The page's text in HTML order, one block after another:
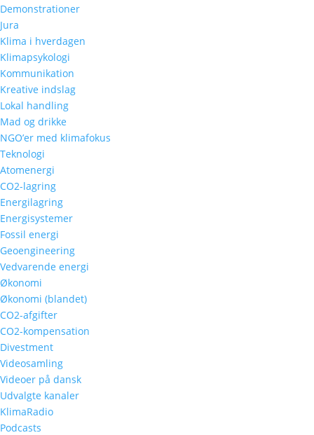
Demonstrationer
Jura
Klima i hverdagen
Klimapsykologi
Kommunikation
Kreative indslag
Lokal handling
Mad og drikke
NGO’er med klimafokus
Teknologi
Atomenergi
CO2-lagring
Energilagring
Energisystemer
Fossil energi
Geoengineering
Vedvarende energi
Økonomi
Økonomi (blandet)
CO2-afgifter
CO2-kompensation
Divestment
Videosamling
Videoer på dansk
Udvalgte kanaler
KlimaRadio
Podcasts